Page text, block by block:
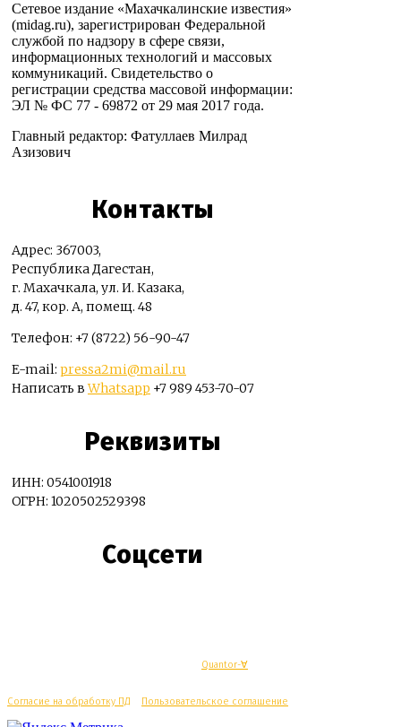
Сетевое издание «Махачкалинские известия»
(midag.ru), зарегистрирован Федеральной
службой по надзору в сфере связи,
информационных технологий и массовых
коммуникаций. Свидетельство о
регистрации средства массовой информации:
ЭЛ № ФС 77 - 69872 от 29 мая 2017 года.
Главный редактор: Фатуллаев Милрад
Азизович
Контакты
Адрес: 367003,
Республика Дагестан,
г. Махачкала, ул. И. Казака,
д. 47, кор. А, помещ. 48
Телефон: +7 (8722) 56-90-47
E-mail: pressa2mi@mail.ru
Написать вWhatsapp +7 989 453-70-07
Реквизиты
ИНН: 0541001918
ОГРН: 1020502529398
Соцсети
Quantor-∀
Согласие на обработку ПД Пользовательское соглашение